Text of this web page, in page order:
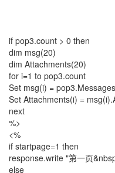
if pop3.count > 0 then
dim msg(20)
dim Attachments(20)
for i=1 to pop3.count
Set msg(i) =
Set Attachments(i) =
next
%>
<%
if startpage=1 then
response.write "第一页
else